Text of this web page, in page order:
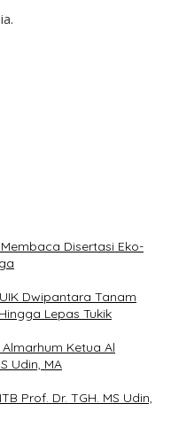
Disertasi Eko-
Dwipantara Tanam
Lepas Tukik
Ketua Al
Udin, MA
Prof. Dr. TGH. MS Udin,